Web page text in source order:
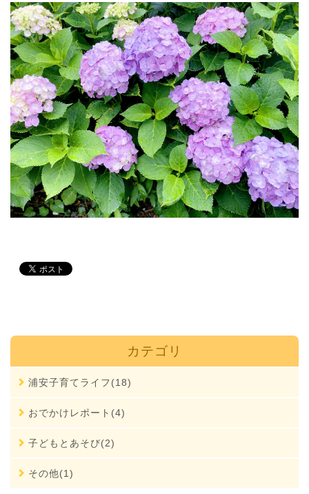
カテゴリ
浦安子育てライフ(18)
おでかけレポート(4)
子どもとあそび(2)
その他(1)